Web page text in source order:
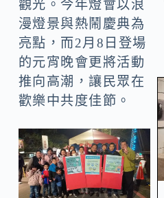
觀光。今年燈會以浪
漫燈景與熱鬧慶典為
亮點，而2月8日登場
的元宵晚會更將活動
推向高潮，讓民眾在
歡樂中共度佳節。